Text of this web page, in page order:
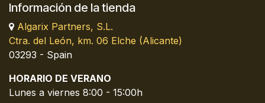
Información de la tienda
Algarix Partners, S.L.
Ctra. del León, km. 06 Elche (Alicante)
03293 - Spain
HORARIO DE VERANO
Lunes a viernes 8:00 - 15:00h